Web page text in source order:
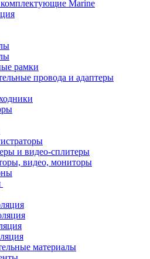
Marine
рамки
провода и адаптеры
и видео-сплитеры
видео, мониторы
материалы